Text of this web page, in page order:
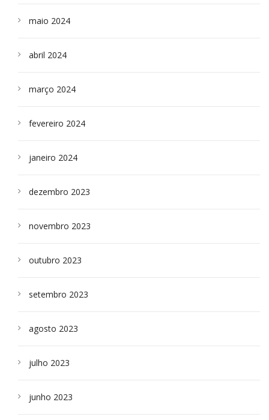
maio 2024
abril 2024
março 2024
fevereiro 2024
janeiro 2024
dezembro 2023
novembro 2023
outubro 2023
setembro 2023
agosto 2023
julho 2023
junho 2023